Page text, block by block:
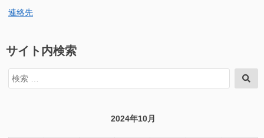
連絡先
サイト内検索
検
索
索
2024年10月